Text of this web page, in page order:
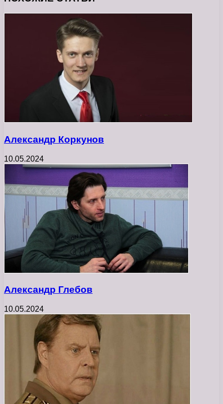
Александр Коркунов
10.05.2024
Александр Глебов
10.05.2024